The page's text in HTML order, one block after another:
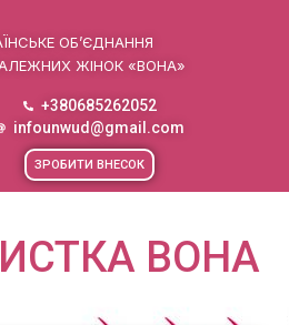
ОБ’ЄДНАННЯ
ЖІНОК «ВОНА»
+380685262052
infounwud@gmail.com
ЗРОБИТИ ВНЕСОК
ВОНА